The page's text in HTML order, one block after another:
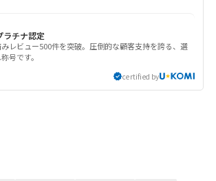
ラチナ認定
レビュー500件を突破。圧倒的な顧客支持を誇る、選
号です。
certified by